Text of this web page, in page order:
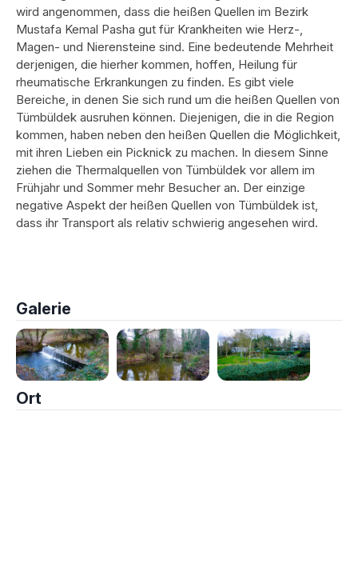
wird angenommen, dass die heißen Quellen im Bezirk
Mustafa Kemal Pasha gut für Krankheiten wie Herz-,
Magen- und Nierensteine ​​sind. Eine bedeutende Mehrheit
derjenigen, die hierher kommen, hoffen, Heilung für
rheumatische Erkrankungen zu finden. Es gibt viele
Bereiche, in denen Sie sich rund um die heißen Quellen von
Tümbüldek ausruhen können. Diejenigen, die in die Region
kommen, haben neben den heißen Quellen die Möglichkeit,
mit ihren Lieben ein Picknick zu machen. In diesem Sinne
ziehen die Thermalquellen von Tümbüldek vor allem im
Frühjahr und Sommer mehr Besucher an. Der einzige
negative Aspekt der heißen Quellen von Tümbüldek ist,
dass ihr Transport als relativ schwierig angesehen wird.
Galerie
Ort